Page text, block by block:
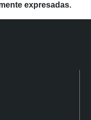
expresadas.